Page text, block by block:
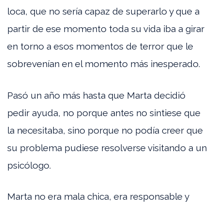
loca, que no sería capaz de superarlo y que a
partir de ese momento toda su vida iba a girar
en torno a esos momentos de terror que le
sobrevenían en el momento más inesperado.
Pasó un año más hasta que Marta decidió
pedir ayuda, no porque antes no sintiese que
la necesitaba, sino porque no podía creer que
su problema pudiese resolverse visitando a un
psicólogo.
Marta no era mala chica, era responsable y